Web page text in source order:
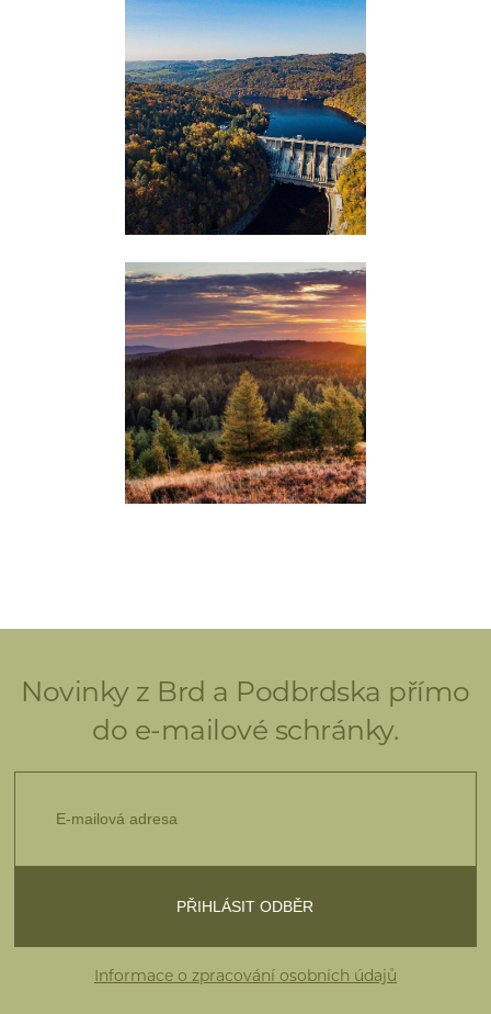
Novinky z Brd a Podbrdska přímo
do e-mailové schránky.
Informace o zpracování osobních údajů